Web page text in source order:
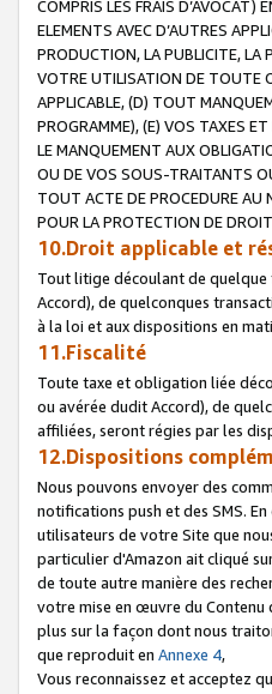
COMPRIS LES FRAIS D’AVOCAT)
ELEMENTS AVEC D’AUTRES
PRODUCTION, LA PUBLICITE, LA
VOTRE UTILISATION DE TOUTE
APPLICABLE, (D) TOUT
PROGRAMME), (E) VOS TAXES
LE MANQUEMENT AUX
OU DE VOS SOUS-TRAITANTS
TOUT ACTE DE PROCEDURE AU
POUR LA PROTECTION DE
10.Droit applicable et
Tout litige découlant de
Accord), de quelconques
à la loi et aux dispositions en
11.Fiscalité
Toute taxe et obligation liée
ou avérée dudit Accord), de
affiliées, seront régies par les
12.Dispositions
Nous pouvons envoyer des
notifications push et des SMS.
utilisateurs de votre Site que
particulier d'Amazon ait cliqué
de toute autre manière des
votre mise en œuvre du Contenu
plus sur la façon dont nous
que reproduit en Annexe 4,
Vous reconnaissez et acceptez